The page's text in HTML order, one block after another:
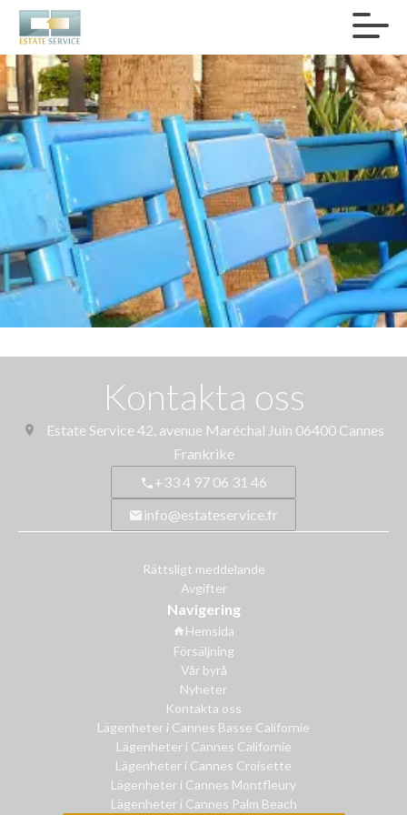
Kontakta oss
Estate Service42, avenue Maréchal Juin 06400 Cannes
Frankrike
+33 4 97 06 31 46
info@estateservice.fr
Rättsligt meddelande
Avgifter
Navigering
Hemsida
Försäljning
Vår byrå
Nyheter
Kontakta oss
Lägenheter i Cannes Basse Californie
Lägenheter i Cannes Californie
Lägenheter i Cannes Croisette
Lägenheter i Cannes Montfleury
Lägenheter i Cannes Palm Beach